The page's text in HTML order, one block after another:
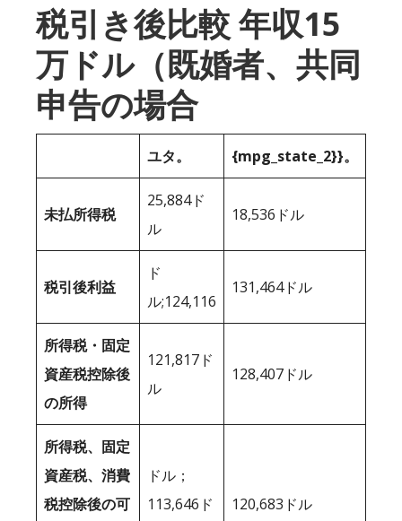
税引き後比較 年収15
万ドル（既婚者、共同
申告の場合
ユタ。 {mpg_state_2}}。
未払所得税
25,884ド
ル
18,536ドル
税引後利益
ド
ル;124,116
131,464ドル
所得税・固定
資産税控除後
の所得
121,817ド
ル
128,407ドル
所得税、固定
資産税、消費
税控除後の可
ドル；
113,646ド
120,683ドル